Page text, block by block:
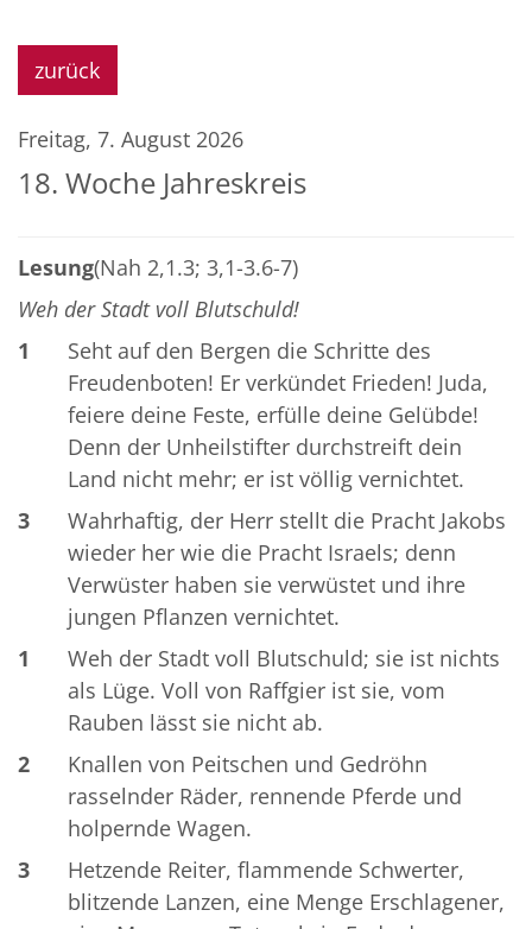
zurück
Freitag, 7. August 2026
18. Woche Jahreskreis
Lesung(Nah 2,1.3; 3,1-3.6-7)
Weh der Stadt voll Blutschuld!
1
Seht auf den Bergen die Schritte des
Freudenboten! Er verkündet Frieden! Juda,
feiere deine Feste, erfülle deine Gelübde!
Denn der Unheilstifter durchstreift dein
Land nicht mehr; er ist völlig vernichtet.
3
Wahrhaftig, der Herr stellt die Pracht Jakobs
wieder her wie die Pracht Israels; denn
Verwüster haben sie verwüstet und ihre
jungen Pflanzen vernichtet.
1
Weh der Stadt voll Blutschuld; sie ist nichts
als Lüge. Voll von Raffgier ist sie, vom
Rauben lässt sie nicht ab.
2
Knallen von Peitschen und Gedröhn
rasselnder Räder, rennende Pferde und
holpernde Wagen.
3
Hetzende Reiter, flammende Schwerter,
blitzende Lanzen, eine Menge Erschlagener,